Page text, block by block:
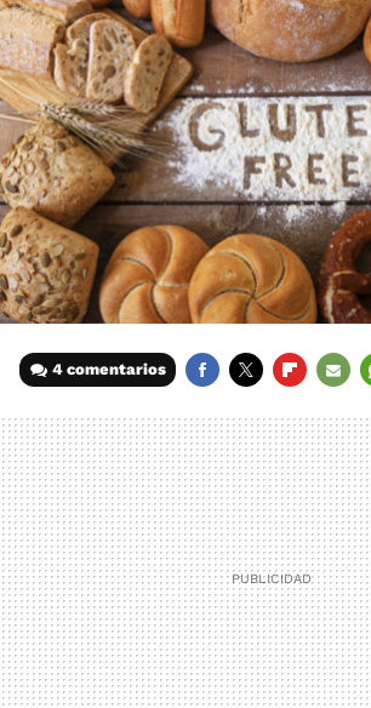
4 comentarios
MAIL